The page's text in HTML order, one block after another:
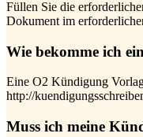
Füllen Sie die
Dokument im
Wie bekomme ich
Eine O2 Kündigung
http://
Muss ich meine